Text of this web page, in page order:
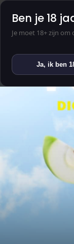
Ben je 18
Je moet 18+ zijn
Ja, ik ben